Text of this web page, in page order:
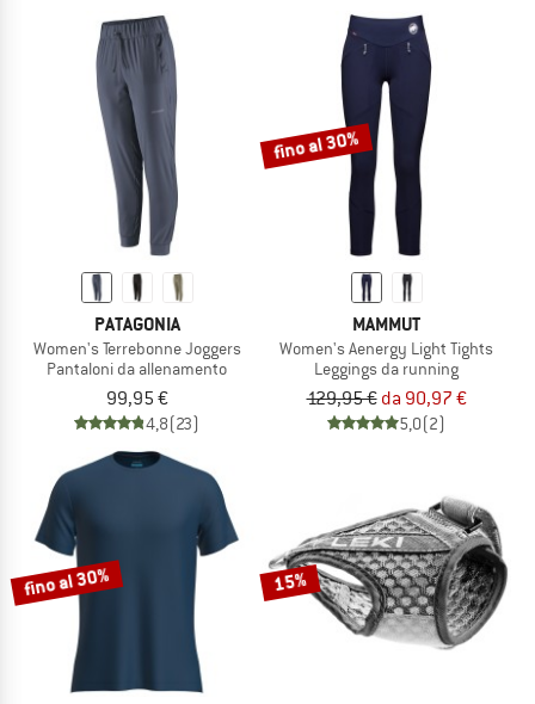
PATAGONIA
Women's Terrebonne Joggers
Pantaloni da allenamento
99,95 €
4,8(23)
fino al 30%
MAMMUT
Women's Aenergy Light Tights
Leggings da running
129,95 € da 90,97 €
5,0(2)
fino al 30% 15%